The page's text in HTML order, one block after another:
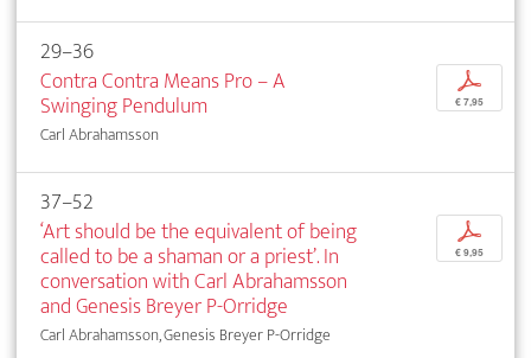
29–36
Contra Contra Means Pro – A
Swinging Pendulum
Carl Abrahamsson
p
€ 7,95
37–52
‘Art should be the equivalent of being
called to be a shaman or a priest’. In
conversation with Carl Abrahamsson
and Genesis Breyer P-Orridge
Carl Abrahamsson, Genesis Breyer P-Orridge
p
€ 9,95